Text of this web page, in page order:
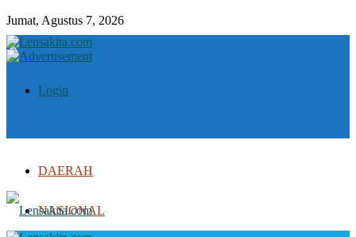
Jumat, Agustus 7, 2026
Login
DAERAH
NASIONAL